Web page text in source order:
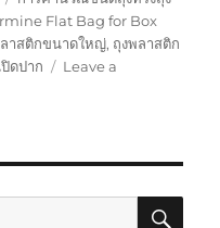
Flat Bag for Box
าสติกขนาดใหญ่, ถุงพลาสติก
ปิดปาก
Leave a